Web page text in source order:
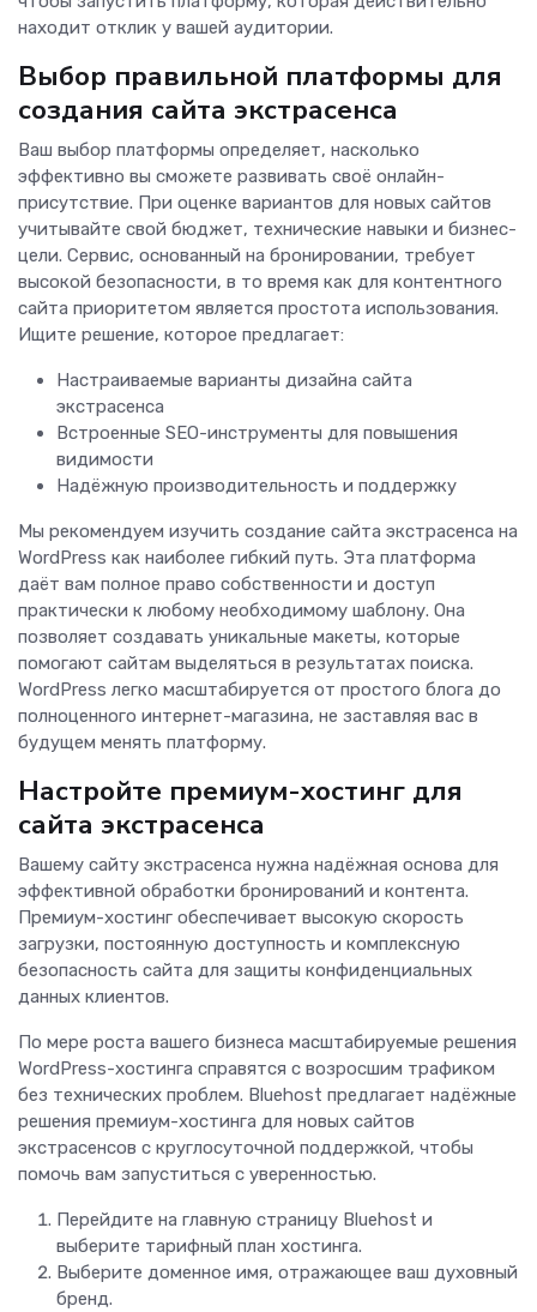
находит отклик у вашей аудитории.
Выбор правильной платформы для
создания сайта экстрасенса
Ваш выбор платформы определяет, насколько
эффективно вы сможете развивать своё онлайн-
присутствие. При оценке вариантов для новых сайтов
учитывайте свой бюджет, технические навыки и бизнес-
цели. Сервис, основанный на бронировании, требует
высокой безопасности, в то время как для контентного
сайта приоритетом является простота использования.
Ищите решение, которое предлагает:
Настраиваемые варианты дизайна сайта
экстрасенса
Встроенные SEO-инструменты для повышения
видимости
Надёжную производительность и поддержку
Мы рекомендуем изучить создание сайта экстрасенса на
WordPress как наиболее гибкий путь. Эта платформа
даёт вам полное право собственности и доступ
практически к любому необходимому шаблону. Она
позволяет создавать уникальные макеты, которые
помогают сайтам выделяться в результатах поиска.
WordPress легко масштабируется от простого блога до
полноценного интернет-магазина, не заставляя вас в
будущем менять платформу.
Настройте премиум-хостинг для
сайта экстрасенса
Вашему сайту экстрасенса нужна надёжная основа для
эффективной обработки бронирований и контента.
Премиум-хостинг обеспечивает высокую скорость
загрузки, постоянную доступность и комплексную
безопасность сайта для защиты конфиденциальных
данных клиентов.
По мере роста вашего бизнеса масштабируемые решения
WordPress-хостинга справятся с возросшим трафиком
без технических проблем. Bluehost предлагает надёжные
решения премиум-хостинга для новых сайтов
экстрасенсов с круглосуточной поддержкой, чтобы
помочь вам запуститься с уверенностью.
Перейдите на главную страницу Bluehost и
выберите тарифный план хостинга.
Выберите доменное имя, отражающее ваш духовный
бренд.